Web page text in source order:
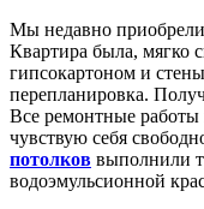
Мы недавно приобрели
Квартира была, мягко
гипсокартоном и
перепланировка.
Все ремонтные
чувствую себя
потолков выполнили
водоэмульсионной